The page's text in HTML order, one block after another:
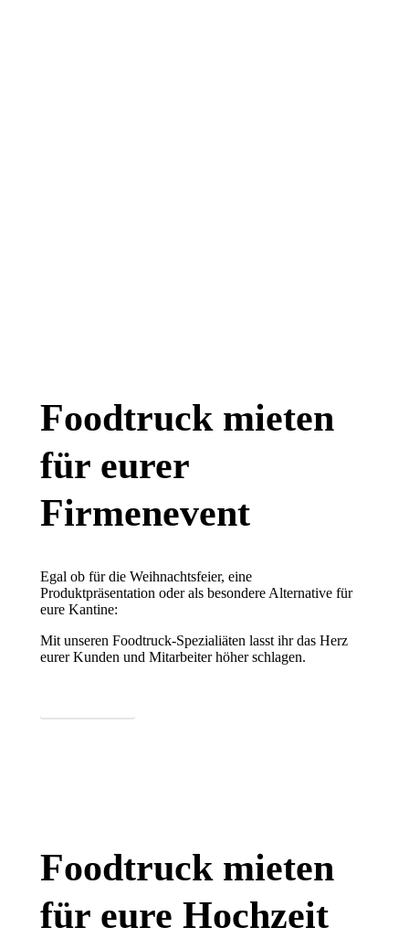
Foodtruck mieten
für eurer
Firmenevent
Egal ob für die Weihnachtsfeier, eine
Produktpräsentation oder als besondere Alternative für
eure Kantine:
Mit unseren Foodtruck-Spezialiäten lasst ihr das Herz
eurer Kunden und Mitarbeiter höher schlagen.
Foodtruck mieten
für eure Hochzeit